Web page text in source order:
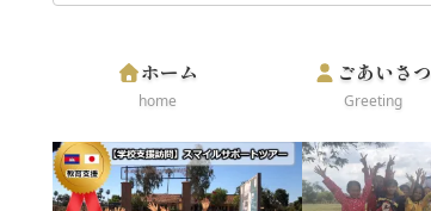
ホーム
home
ごあいさつ
Greeting